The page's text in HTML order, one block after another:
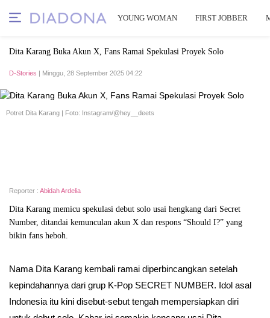
YOUNG WOMAN FIRST JOBBER
Dita Karang Buka Akun X, Fans Ramai Spekulasi Proyek Solo
D-Stories | Minggu, 28 September 2025 04:22
Potret Dita Karang | Foto: Instagram/@hey__deets
Reporter : Abidah Ardelia
Dita Karang memicu spekulasi debut solo usai hengkang dari Secret
Number, ditandai kemunculan akun X dan respons “Should I?” yang
bikin fans heboh.
Nama Dita Karang kembali ramai diperbincangkan setelah
kepindahannya dari grup K-Pop SECRET NUMBER. Idol asal
Indonesia itu kini disebut-sebut tengah mempersiapkan diri